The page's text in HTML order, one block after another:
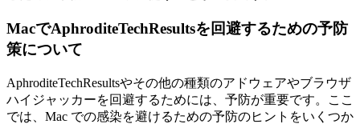
MacでAphroditeTechResultsを回避するための予防
策について
AphroditeTechResultsやその他の種類のアドウェアやブラウザ
ハイジャッカーを回避するためには、予防が重要です。ここ
では、Mac での感染を避けるための予防のヒントをいくつか